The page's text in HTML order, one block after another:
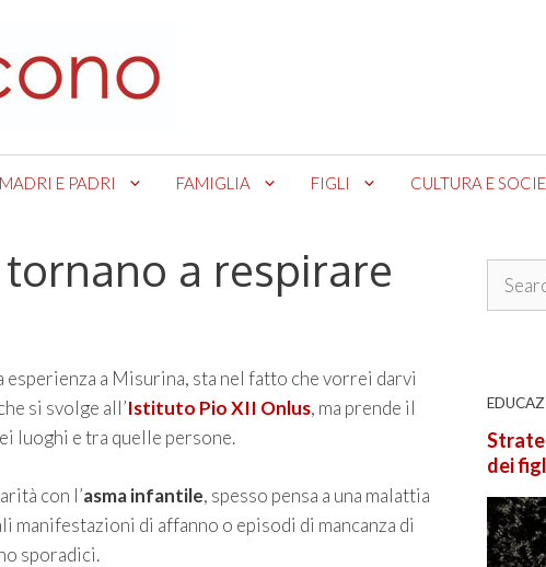
MADRI E PADRI FAMIGLIA FIGLI CULTURA E
a respirare
a Misurina, sta nel fatto che vorrei darvi
si svolge all’Istituto Pio XII Onlus, ma prende il
luoghi e tra quelle persone.
con l’asma infantile, spesso pensa a una malattia
manifestazioni di affanno o episodi di mancanza di
sporadici.
Search
dei